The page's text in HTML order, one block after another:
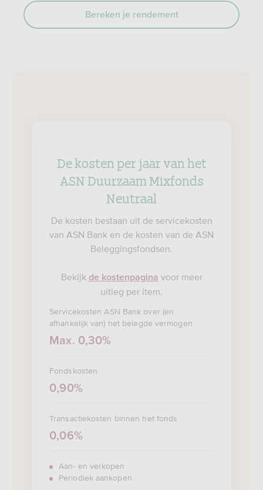
Bereken je rendement
De kosten per jaar van het
ASN Duurzaam Mixfonds
Neutraal
De kosten bestaan uit de servicekosten
van ASN Bank en de kosten van de ASN
Beleggingsfondsen.
Bekijk de kostenpagina voor meer
uitleg per item.
Servicekosten ASN Bank over (en
afhankelijk van) het belegde vermogen
Max. 0,30%
Fondskosten
0,90%
Transactiekosten binnen het fonds
0,06%
Aan- en verkopen
Periodiek aankopen